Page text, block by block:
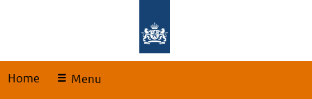
Home Menu